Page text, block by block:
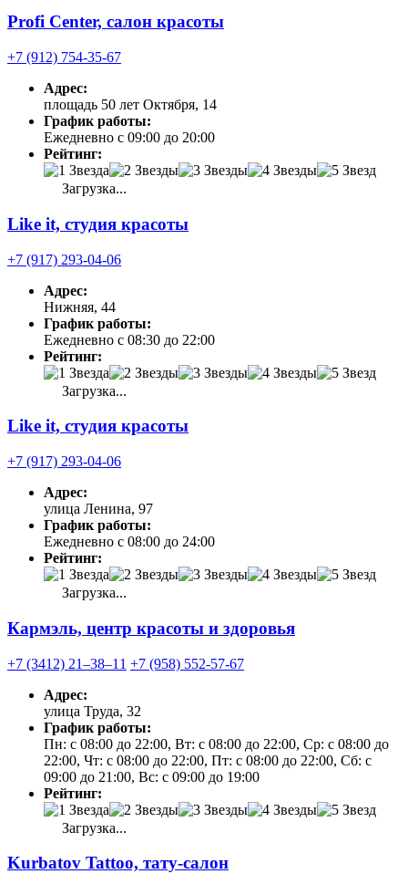
Profi Center, салон красоты
+7 (912) 754-35-67
Адрес:
площадь 50 лет Октября, 14
График работы:
Ежедневно с 09:00 до 20:00
Рейтинг:
Загрузка...
Like it, студия красоты
+7 (917) 293-04-06
Адрес:
Нижняя, 44
График работы:
Ежедневно с 08:30 до 22:00
Рейтинг:
Загрузка...
Like it, студия красоты
+7 (917) 293-04-06
Адрес:
улица Ленина, 97
График работы:
Ежедневно с 08:00 до 24:00
Рейтинг:
Загрузка...
Кармэль, центр красоты и здоровья
+7 (3412) 21‒38‒11 +7 (958) 552-57-67
Адрес:
улица Труда, 32
График работы:
Пн: с 08:00 до 22:00, Вт: с 08:00 до 22:00, Ср: с 08:00 до
22:00, Чт: с 08:00 до 22:00, Пт: с 08:00 до 22:00, Сб: с
09:00 до 21:00, Вс: с 09:00 до 19:00
Рейтинг:
Загрузка...
Kurbatov Tattoo, тату-салон